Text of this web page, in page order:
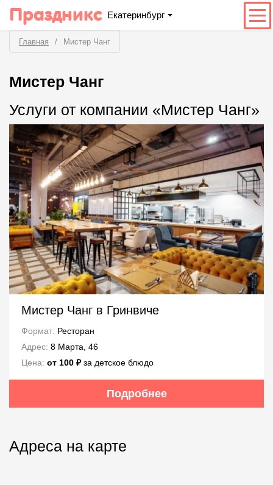
Праздникс Екатеринбург
Главная Мистер Чанг
Мистер Чанг
Услуги от компании «Мистер Чанг»
Мистер Чанг в Гринвиче
Формат: Ресторан
Адрес: 8 Марта, 46
Цена: от 100 ₽за детское блюдо
Подробнее
Адреса на карте